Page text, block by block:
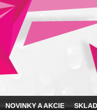
NOVINKY A AKCIE